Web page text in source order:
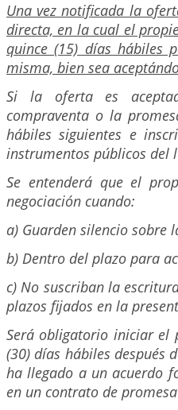
Una vez notificada la
directa, en la cual el
quince (15) días hábiles
misma, bien sea
Si la oferta es
compraventa o la
hábiles siguientes e
instrumentos públicos del
Se entenderá que el
negociación cuando:
a) Guarden silencio sobre
b) Dentro del plazo para
c) No suscriban la
plazos fijados en la
Será obligatorio iniciar el
(30) días hábiles después
ha llegado a un acuerdo
en un contrato de